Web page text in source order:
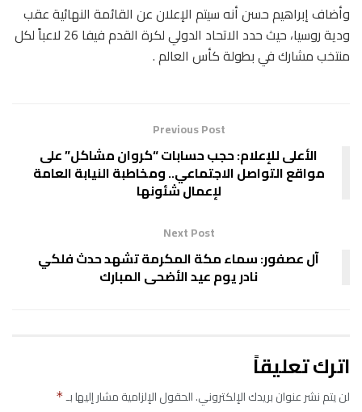
وأضاف إبراهيم حسن أنه سيتم الإعلان عن القائمة النهائية عقب
ودية روسيا، حيث حدد الاتحاد الدولي لكرة القدم فيفا 26 لاعباً لكل
منتخب مشارك في بطولة كأس العالم .
Previous Post
الأعلى للإعلام: حجب حسابات “كروان مشاكل” على
مواقع التواصل الاجتماعي.. ومخاطبة النيابة العامة
لإعمال شئونها
Next Post
آل عصفور: سماء مكة المكرمة تشهد حدث فلكي
نادر يوم عيد الأضحى المبارك
اترك تعليقاً
لن يتم نشر عنوان بريدك الإلكتروني.الحقول الإلزامية مشار إليها بـ*